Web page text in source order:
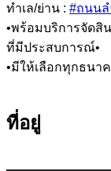
ทำเล/ย่าน : #ถนนล
•พร้อมบริการจัดสิ
ที่มีประสบการณ์•
•มีให้เลือกทุกธนาค
ที่อยู่